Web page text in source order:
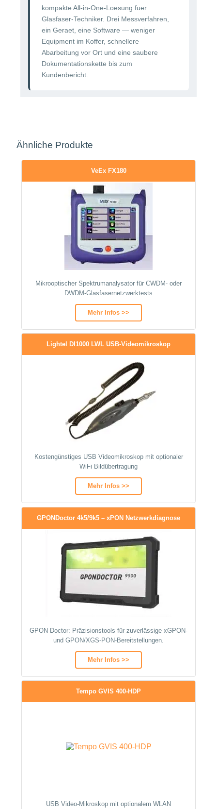
kompakte All-in-One-Loesung fuer
Glasfaser-Techniker. Drei Messverfahren,
ein Geraet, eine Software — weniger
Equipment im Koffer, schnellere
Abarbeitung vor Ort und eine saubere
Dokumentationskette bis zum
Kundenbericht.
Ähnliche Produkte
VeEx FX180
Mikrooptischer Spektrumanalysator für CWDM- oder
DWDM-Glasfasernetzwerktests
Mehr Infos >>
Lightel DI1000 LWL USB-Videomikroskop
Kostengünstiges USB Videomikroskop mit optionaler
WiFi Bildübertragung
Mehr Infos >>
GPONDoctor 4k5/9k5 – xPON Netzwerkdiagnose
GPON Doctor: Präzisionstools für zuverlässige xGPON-
und GPON/XGS-PON-Bereitstellungen.
Mehr Infos >>
Tempo GVIS 400-HDP
USB Video-Mikroskop mit optionalem WLAN